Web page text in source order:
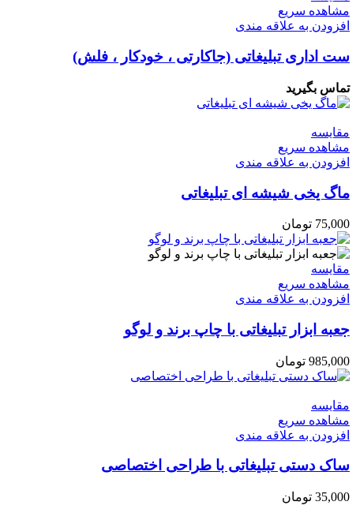
مشاهده سریع
افزودن به علاقه مندی
ست اداری تبلیغاتی (جاکارتی ، خودکار ، فلش)
تماس بگیرید
مقایسه
مشاهده سریع
افزودن به علاقه مندی
ماگ یخی شیشه ای تبلیغاتی
75,000 تومان
مقایسه
مشاهده سریع
افزودن به علاقه مندی
جعبه ابزار تبلیغاتی با چاپ برند و لوگو
985,000 تومان
مقایسه
مشاهده سریع
افزودن به علاقه مندی
ساک دستی تبلیغاتی با طراحی اختصاصی
35,000 تومان